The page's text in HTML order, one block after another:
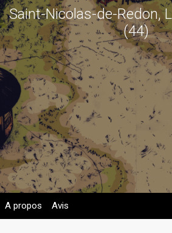
Saint-Nicolas-de-Redon,
(44)
A propos Avis